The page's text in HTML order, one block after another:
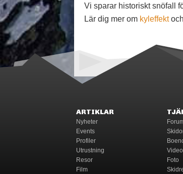
Vi sparar historiskt snöfall
Lär dig mer om kyleffekt
ARTIKLAR
Nyheter
Events
Profiler
Utrustning
Resor
Film
Video
Foto